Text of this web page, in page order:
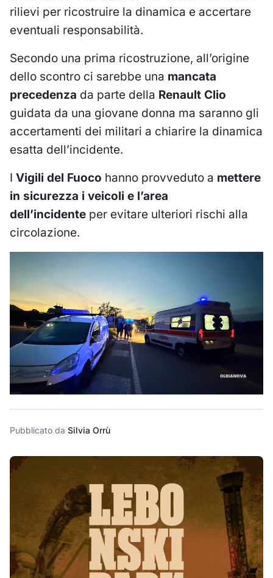
rilievi per ricostruire la dinamica e accertare
eventuali responsabilità.
Secondo una prima ricostruzione, all’origine
dello scontro ci sarebbe una mancata
precedenza da parte della Renault Clio
guidata da una giovane donna ma saranno gli
accertamenti dei militari a chiarire la dinamica
esatta dell’incidente.
I Vigili del Fuoco hanno provveduto a mettere
in sicurezza i veicoli e l’area
dell’incidente per evitare ulteriori rischi alla
circolazione.
Pubblicato da Silvia Orrù